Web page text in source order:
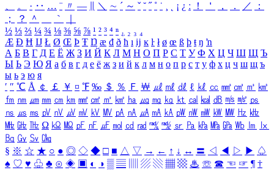
、
。 · ‥ … ¨ 〃 ― ＼ ∼ ´ ～ ˇ ˘ ˝ ˚ ˙ ¸ ¡ ¿ ː ！ ＇ ， ． ／
：
；
？ ＾ ｀
½ ⅓ ⅔ ¼ ¾ ⅛ ⅜ ⅝ ⅞ ¹ ² ³ ⁴ ⁿ ₁ ₂ ₃ ₄
Æ Ð Ħ Ĳ Ł Ø Œ Þ Ŧ Ŋ æ đ ð ħ ı ĳ ĸ ŀ ł ø œ ß þ ŧ ŋ ŉ
А Б В Г Д Е Ё Ж З И Й К Л М Н О П Р С Т У Ф Х Ц Ч Ш Щ Ъ
Ы Ь Э Ю Я а б в г д е ё ж з и й к л м н о п р с т у ф х ц ч ш щ ъ
ы ь э ю я
′ ″ ℃ Å ￠ ￡ ￥ ¤ ℉ ‰ ＄ ％ Ｆ ￦ ㎕ ㎖ ㎗ ℓ ㎘ ㏄ ㎣ ㎤ ㎥ ㎦
㎙ ㎚ ㎛ ㎜ ㎝ ㎞ ㎟ ㎠ ㎡ ㎢ ㏊ ㎍ ㎎ ㎏ ㏏ ㎈ ㎉ ㏈ ㎧ ㎨ ㎰
㎱ ㎲ ㎳ ㎴ ㎵ ㎶ ㎷ ㎸ ㎹ ㎀ ㎁ ㎂ ㎃ ㎄ ㎺ ㎻ ㎽ ㎾ ㎿ ㎐ ㎑
㎒ ㎓ ㎔ Ω ㏀ ㏁ ㎊ ㎋ ㎌ ㏖ ㏅ ㎭ ㎮ ㎯ ㏛ ㎩ ㎪ ㎫ ㎬ ㏝ ㏐
㏓
㏃ ㏉ ㏜ ㏆
§ ※ ☆ ★ ○ ● ◎ ◇ ◆ □ ■ △ ▽ → ← ↑ ↓ ↔ 〓 ◁ ◀ ▷ ▶ ♤
♠ ♡ ♥ ♧ ♣ ⊙ ◈ ▣ ◐ ◑ ▒ ▤ ▨ ▧ ▦ ▩ ♨ ☏ ☎ ☜ ☞ ¶ †